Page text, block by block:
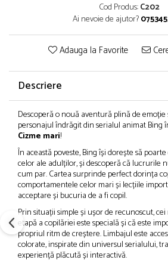
Cod Produs:C202
Ai nevoie de ajutor?
Adauga la Favorite
Descriere
Descoperă o nouă aventură plină de
personajul îndrăgit din serialul animat Bing
Cizme mari!
În această poveste, Bing își dorește să
celor ale adulților, și descoperă că lucrurile
cum par. Cartea surprinde perfect dorința
comportamentele celor mari și lecțiile
acceptare și bucuria de a fi copil.
Prin situații simple și ușor de recunoscut,
etapă a copilăriei este specială și că este
propriul ritm de creștere. Limbajul este
colorate, inspirate din universul serialului,
experiență plăcută și interactivă.